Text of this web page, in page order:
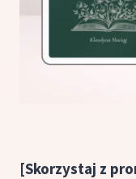
[Skorzystaj z